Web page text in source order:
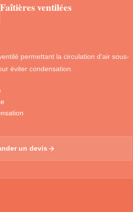
Faîtières ventilées
permettant la circulation d'air sous-
éviter condensation.
un devis